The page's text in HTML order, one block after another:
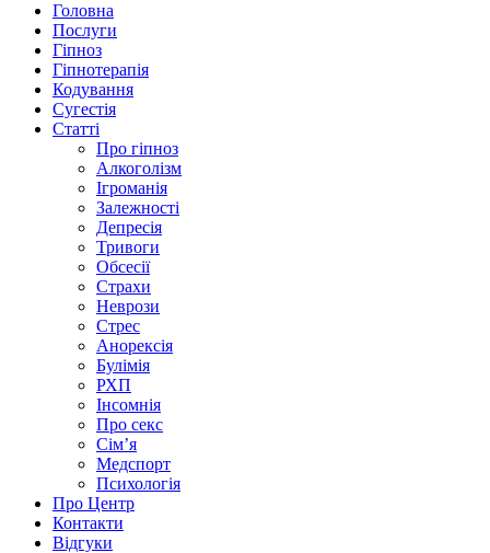
Головна
Послуги
Гіпноз
Гіпнотерапія
Кодування
Сугестія
Статті
Про гіпноз
Алкоголізм
Ігроманія
Залежності
Депресія
Тривоги
Обсесії
Страхи
Неврози
Стрес
Анорексія
Булімія
РХП
Інсомнія
Про секс
Сім’я
Медспорт
Психологія
Про Центр
Контакти
Відгуки